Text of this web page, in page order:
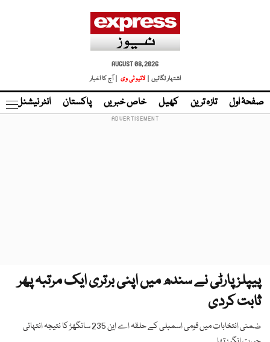
AUGUST 08, 2026
اشتہار لگائیں |
لائیو ٹی وی | آج کا اخبار
صفحۂ اول تازہ ترین کھیل خاص خبریں پاکستان انٹر نیشنل
پیپلز پارٹی نے سندھ میں اپنی برتری ایک مرتبہ پھر
ثابت کردی
ضمنی انتخابات میں قومی اسمبلی کے حلقہ اے این 235 سانگھڑ کا نتیجہ انتہائی